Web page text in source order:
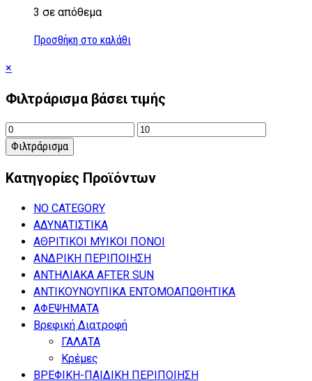
3 σε απόθεμα
Προσθήκη στο καλάθι
×
Φιλτράρισμα βάσει τιμής
Ελάχιστη
τιμή
Μέγιστη
Φιλτράρισμα
Κατηγορίες Προϊόντων
NO CATEGORY
ΑΔΥΝΑΤΙΣΤΙΚΑ
ΑΘΡΙΤΙΚΟΙ ΜΥΙΚΟΙ ΠΟΝΟΙ
ΑΝΔΡΙΚΗ ΠΕΡΙΠΟΙΗΣΗ
ΑΝΤΗΛΙΑΚΑ AFTER SUN
ΑΝΤΙΚΟΥΝΟΥΠΙΚΑ ΕΝΤΟΜΟΑΠΩΘΗΤΙΚΑ
ΑΦΕΨΗΜΑΤΑ
Βρεφική Διατροφή
ΓΑΛΑΤΑ
Κρέμες
ΒΡΕΦΙΚΗ-ΠΑΙΔΙΚΗ ΠΕΡΙΠΟΙΗΣΗ